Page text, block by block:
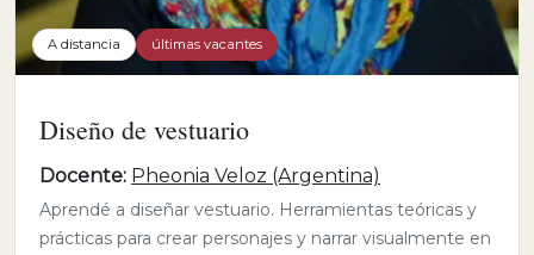
A distancia últimas vacantes
Diseño de vestuario
Docente: Pheonia Veloz (Argentina)
Aprendé a diseñar vestuario. Herramientas teóricas y
prácticas para crear personajes y narrar visualmente en